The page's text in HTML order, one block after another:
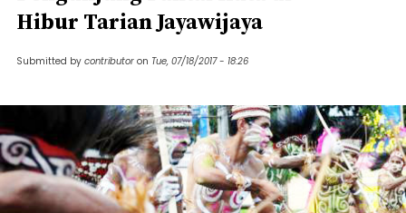
Hibur Tarian Jayawijaya
Submitted by contributor on Tue, 07/18/2017 - 18:26